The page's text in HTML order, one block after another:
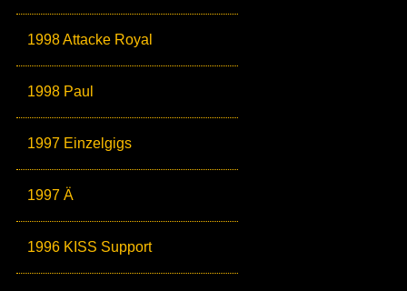
1998 Attacke Royal
1998 Paul
1997 Einzelgigs
1997 Ä
1996 KISS Support